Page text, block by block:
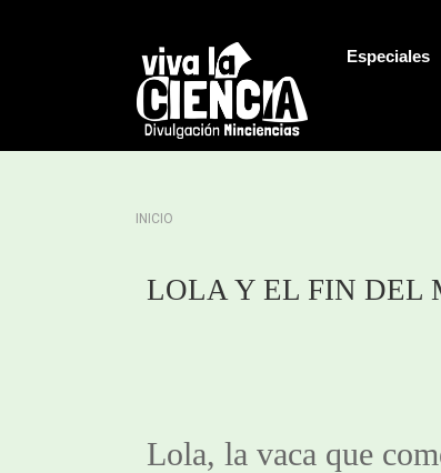
Especiales
Usted está aquí
INICIO
LOLA Y EL FIN DEL
Lola, la vaca que